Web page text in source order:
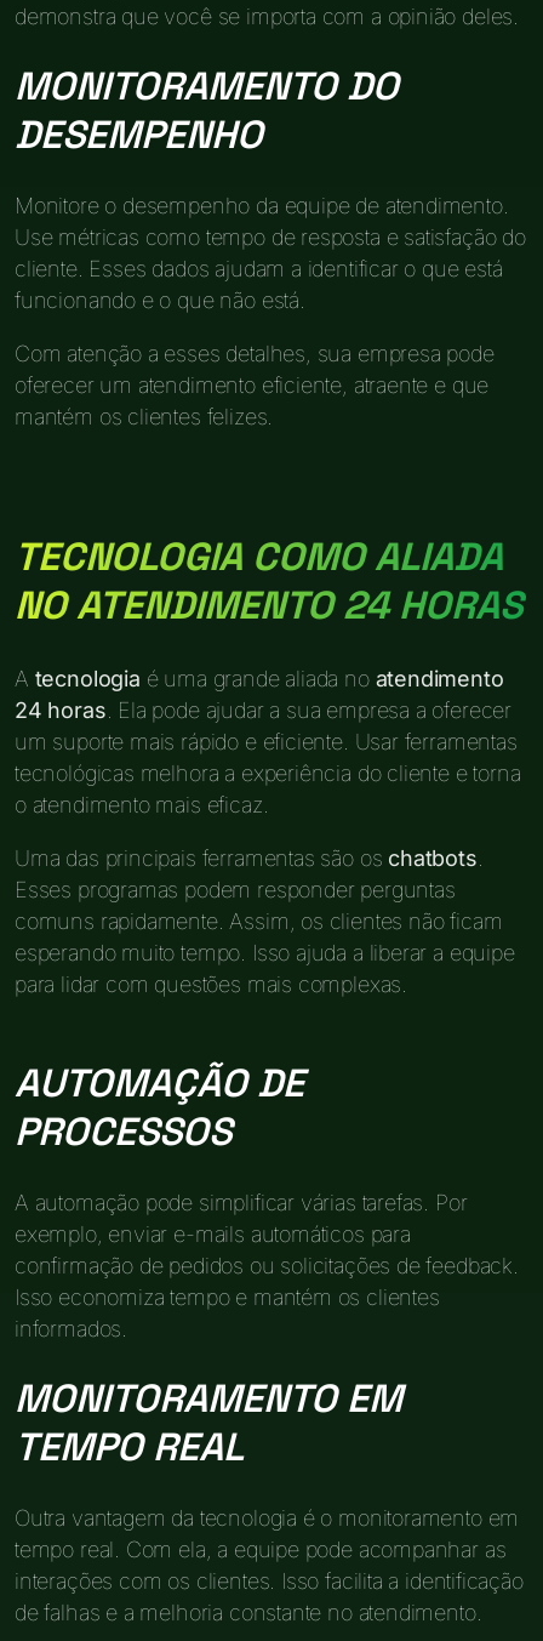
demonstra que você se importa com a opinião deles.
MONITORAMENTO DO
DESEMPENHO
Monitore o desempenho da equipe de atendimento.
Use métricas como tempo de resposta e satisfação do
cliente. Esses dados ajudam a identificar o que está
funcionando e o que não está.
Com atenção a esses detalhes, sua empresa pode
oferecer um atendimento eficiente, atraente e que
mantém os clientes felizes.
TECNOLOGIA COMO ALIADA
NO ATENDIMENTO 24 HORAS
A tecnologia é uma grande aliada no atendimento
24 horas . Ela pode ajudar a sua empresa a oferecer
um suporte mais rápido e eficiente. Usar ferramentas
tecnológicas melhora a experiência do cliente e torna
o atendimento mais eficaz.
Uma das principais ferramentas são os chatbots
Esses programas podem responder perguntas
comuns rapidamente. Assim, os clientes não ficam
esperando muito tempo. Isso ajuda a liberar a equipe
para lidar com questões mais complexas.
AUTOMAÇÃO DE
PROCESSOS
A automação pode simplificar várias tarefas. Por
exemplo, enviar e-mails automáticos para
confirmação de pedidos ou solicitações de feedback.
Isso economiza tempo e mantém os clientes
informados.
MONITORAMENTO EM
TEMPO REAL
Outra vantagem da tecnologia é o monitoramento em
tempo real. Com ela, a equipe pode acompanhar as
interações com os clientes. Isso facilita a identificação
de falhas e a melhoria constante no atendimento.